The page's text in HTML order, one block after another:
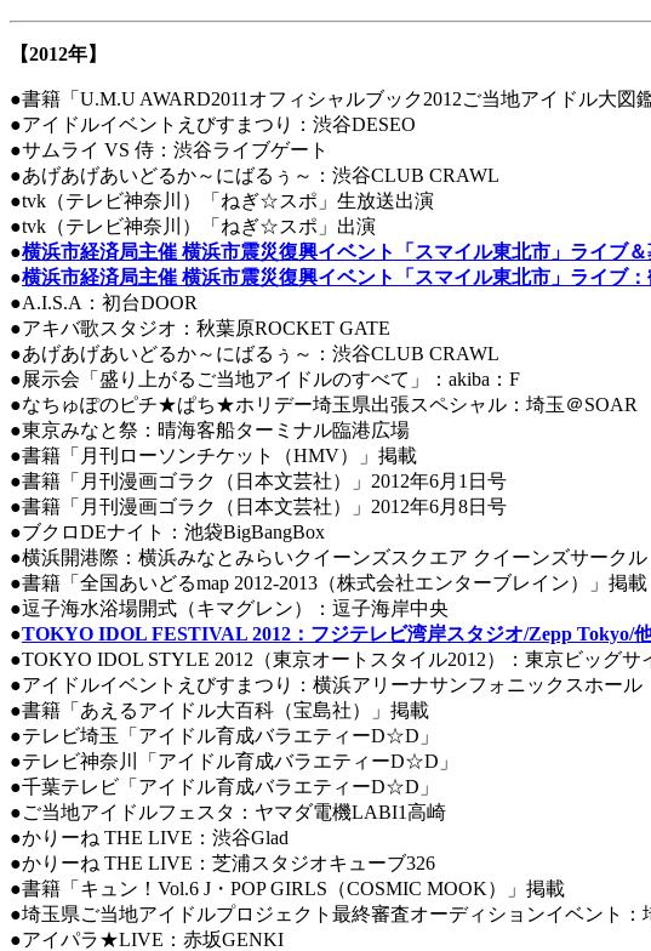
【2012年】
●書籍「U.M.U AWARD2011オフィシャルブック2012ご当地アイドル大図
●アイドルイベントえびすまつり：渋谷DESEO
●サムライ VS 侍：渋谷ライブゲート
●あげあげあいどるか～にばるぅ～：渋谷CLUB CRAWL
●tvk（テレビ神奈川）「ねぎ☆スポ」生放送出演
●tvk（テレビ神奈川）「ねぎ☆スポ」出演
●横浜市経済局主催 横浜市震災復興イベント「スマイル東北市」ライブ
●横浜市経済局主催 横浜市震災復興イベント「スマイル東北市」ライブ
●A.I.S.A：初台DOOR
●アキバ歌スタジオ：秋葉原ROCKET GATE
●あげあげあいどるか～にばるぅ～：渋谷CLUB CRAWL
●展示会「盛り上がるご当地アイドルのすべて」：akiba：F
●なちゅぽのピチ★ぱち★ホリデー埼玉県出張スペシャル：埼玉＠SOAR
●東京みなと祭：晴海客船ターミナル臨港広場
●書籍「月刊ローソンチケット（HMV）」掲載
●書籍「月刊漫画ゴラク（日本文芸社）」2012年6月1日号
●書籍「月刊漫画ゴラク（日本文芸社）」2012年6月8日号
●ブクロDEナイト：池袋BigBangBox
●横浜開港際：横浜みなとみらいクイーンズスクエア クイーンズサークル
●書籍「全国あいどるmap 2012-2013（株式会社エンターブレイン）」掲載
●逗子海水浴場開式（キマグレン）：逗子海岸中央
●TOKYO IDOL FESTIVAL 2012：フジテレビ湾岸スタジオ/Zepp Tokyo/
●TOKYO IDOL STYLE 2012（東京オートスタイル2012）：東京ビッグサ
●アイドルイベントえびすまつり：横浜アリーナサンフォニックスホール
●書籍「あえるアイドル大百科（宝島社）」掲載
●テレビ埼玉「アイドル育成バラエティーD☆D」
●テレビ神奈川「アイドル育成バラエティーD☆D」
●千葉テレビ「アイドル育成バラエティーD☆D」
●ご当地アイドルフェスタ：ヤマダ電機LABI1高崎
●かりーね THE LIVE：渋谷Glad
●かりーね THE LIVE：芝浦スタジオキューブ326
●書籍「キュン！Vol.6 J・POP GIRLS（COSMIC MOOK）」掲載
●埼玉県ご当地アイドルプロジェクト最終審査オーディションイベント：
●アイパラ★LIVE：赤坂GENKI